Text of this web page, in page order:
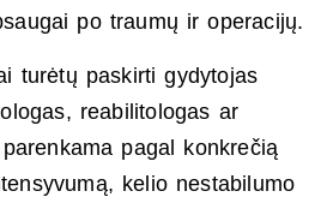
po traumų ir operacijų.
turėtų paskirti gydytojas
reabilitologas ar
pagal konkrečią
kelio nestabilumo